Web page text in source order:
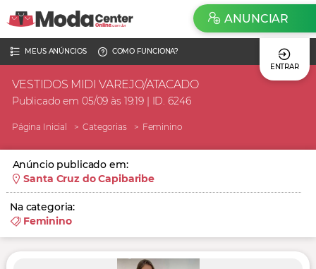
MEUS ANÚNCIOS
COMO FUNCIONA?
ENTRAR
ANUNCIAR
VESTIDOS MIDI VAREJO/ATACADO
Publicado em 05/09 às 19:19 | ID. 6246
Página Inicial Categorias Feminino
Anúncio publicado em:
Santa Cruz do Capibaribe
Na categoria:
Feminino